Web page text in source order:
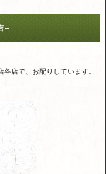
～
店で、お配りしています。